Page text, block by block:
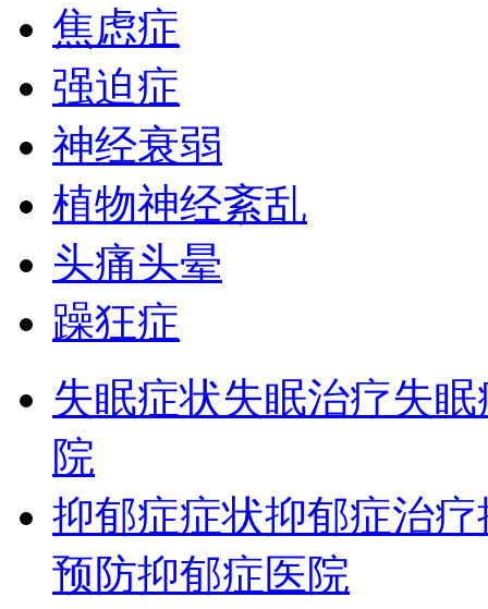
焦虑症
强迫症
神经衰弱
植物神经紊乱
头痛头晕
躁狂症
失眠症状失眠治疗失
院
抑郁症症状抑郁症治疗
预防抑郁症医院